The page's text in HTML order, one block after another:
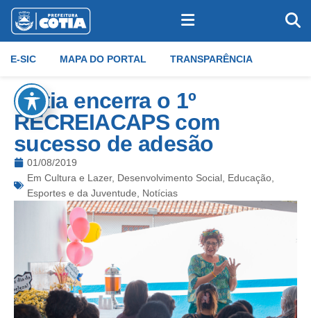
E-SIC MAPA DO PORTAL TRANSPARÊNCIA
Cotia encerra o 1º
RECREIACAPS com
sucesso de adesão
01/08/2019
Em Cultura e Lazer, Desenvolvimento Social Educação
Esportes e da Juventude
Notícias